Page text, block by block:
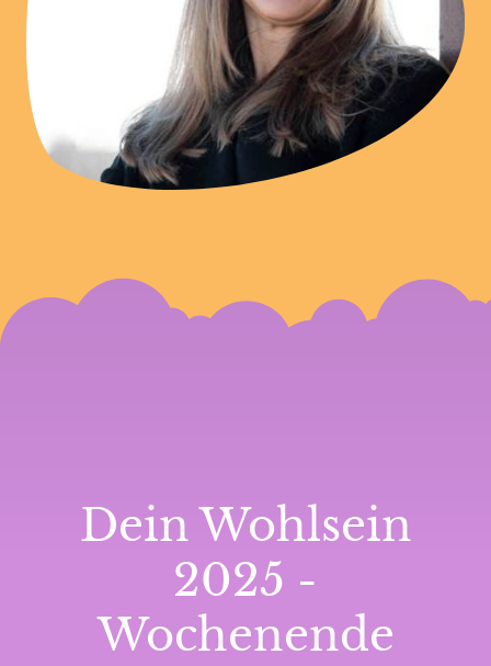
Dein Wohlsein
2025 -
Wochenende